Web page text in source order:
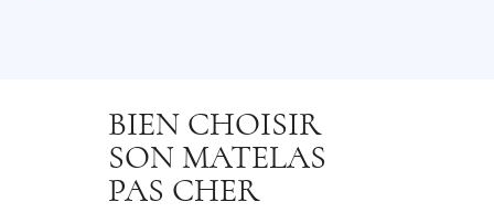
BIEN CHOISIR
SON MATELAS
PAS CHER